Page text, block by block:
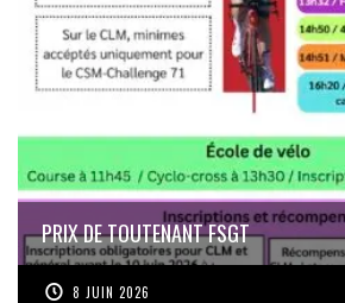
PRIX DE TOUTENANT FSGT
8 JUIN 2026